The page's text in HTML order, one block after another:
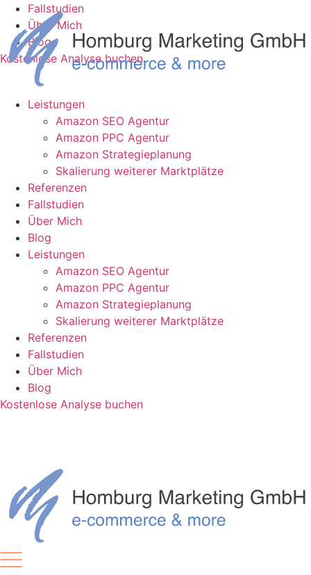
Fallstudien
Über Mich
Blog
Kostenlose Analyse buchen
Leistungen
Amazon SEO Agentur
Amazon PPC Agentur
Amazon Strategieplanung
Skalierung weiterer Marktplätze
Referenzen
Fallstudien
Über Mich
Blog
Leistungen
Amazon SEO Agentur
Amazon PPC Agentur
Amazon Strategieplanung
Skalierung weiterer Marktplätze
Referenzen
Fallstudien
Über Mich
Blog
Kostenlose Analyse buchen